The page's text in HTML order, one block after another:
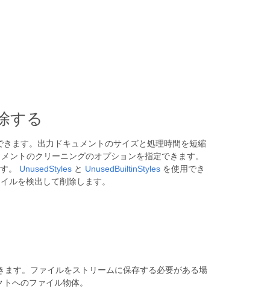
する
ます。出力ドキュメントのサイズと処理時間を短縮
ントのクリーニングのオプションを指定できます。
。 UnusedStyles と UnusedBuiltinStyles を使用でき
ルを検出して削除します。
す。ファイルをストリームに保存する必要がある場
へのファイル物体。